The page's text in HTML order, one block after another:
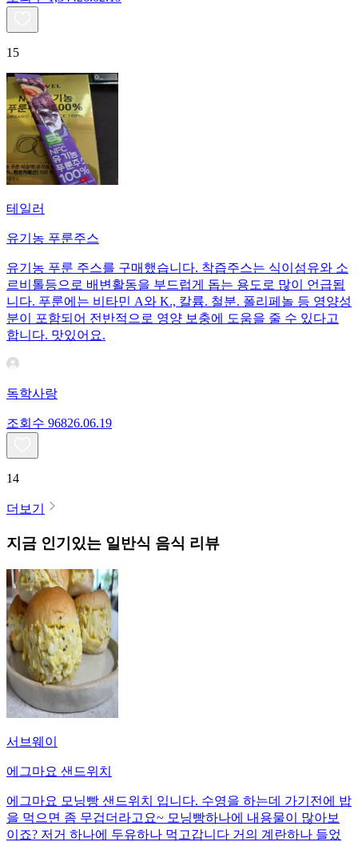
15
테일러
유기농 푸룬주스
유기농 푸룬 주스를 구매했습니다. 착즙주스는 식이섬유와 소
르비톨등으로 배변활동을 부드럽게 돕는 용도로 많이 언급됩
니다. 푸룬에는 비타민 A와 K., 칼륨. 철분. 폴리페놀 등 영양성
분이 포함되어 전반적으로 영양 보충에 도움을 줄 수 있다고
합니다. 맛있어요.
독학사랑
조회수 96826.06.19
14
더보기
지금 인기있는 일반식 음식 리뷰
서브웨이
에그마요 샌드위치
에그마요 모닝빵 샌드위치 입니다. 수영을 하는데 가기전에 밥
을 먹으면 좀 무겁더라고요~ 모닝빵하나에 내용물이 많아보
이죠? 저거 하나에 두유하나 먹고갑니다 거의 계란하나 들었